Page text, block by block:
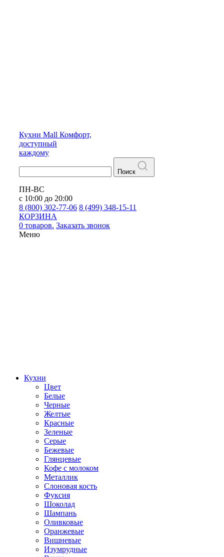
Кухни Mall Комфорт,
доступный
каждому
Поиск
ПН-ВС
с 10:00 до 20:00
8 (800) 302-77-06 8 (499) 348-15-11
КОРЗИНА
0 товаров. Заказать звонок
Меню
Кухни
Цвет
Белые
Черные
Желтые
Красные
Зеленые
Серые
Бежевые
Глянцевые
Кофе с молоком
Металлик
Слоновая кость
Фуксия
Шоколад
Шампань
Оливковые
Оранжевые
Вишневые
Изумрудные